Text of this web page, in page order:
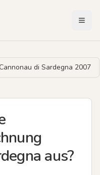
di Sardegna 2007
aus?